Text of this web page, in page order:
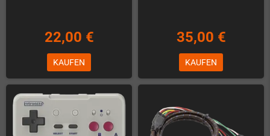
22,00 €
KAUFEN
35,00 €
KAUFEN